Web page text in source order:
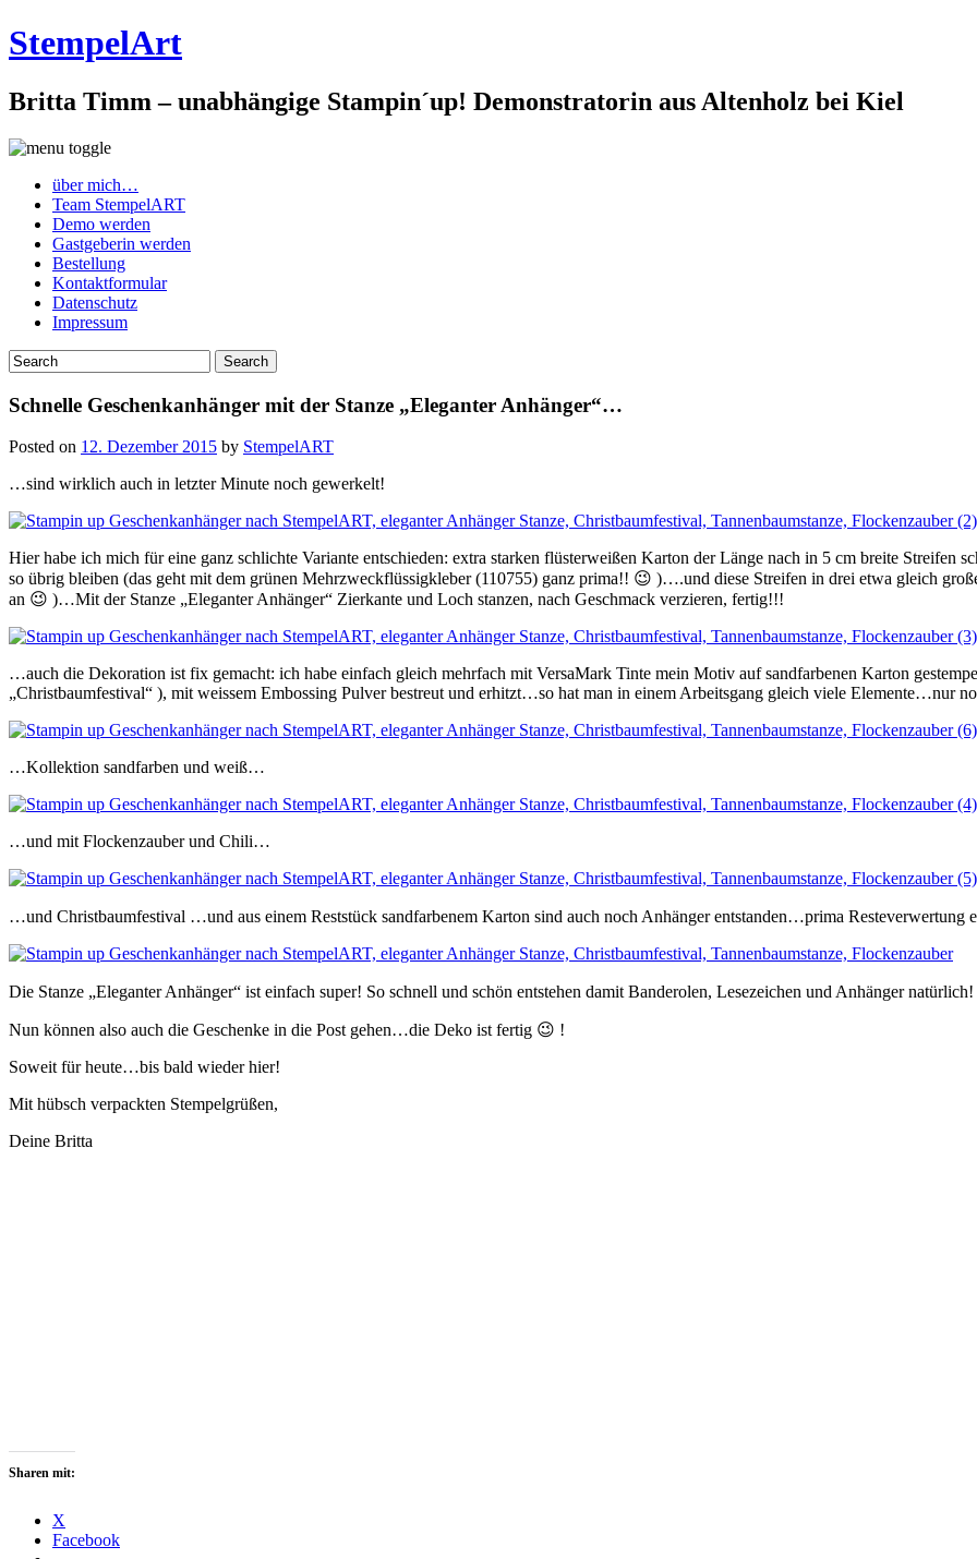
StempelArt
Britta Timm – unabhängige Stampin´up! Demonstratorin aus Altenholz bei Kiel
über mich…
Team StempelART
Demo werden
Gastgeberin werden
Bestellung
Kontaktformular
Datenschutz
Impressum
Schnelle Geschenkanhänger mit der Stanze „Eleganter Anhänger“…
Posted on 12. Dezember 2015 by StempelART
…sind wirklich auch in letzter Minute noch gewerkelt!
Hier habe ich mich für eine ganz schlichte Variante entschieden: extra starken flüsterweißen Karton der Länge nach in 5 cm breite Streifen
so übrig bleiben (das geht mit dem grünen Mehrzweckflüssigkleber (110755) ganz prima!! 😉 )….und diese Streifen in drei etwa gleich
an 😉 )…Mit der Stanze „Eleganter Anhänger“ Zierkante und Loch stanzen, nach Geschmack verzieren, fertig!!!
…auch die Dekoration ist fix gemacht: ich habe einfach gleich mehrfach mit VersaMark Tinte mein Motiv auf sandfarbenen Karton
„Christbaumfestival“ ), mit weissem Embossing Pulver bestreut und erhitzt…so hat man in einem Arbeitsgang gleich viele Elemente…nur
…Kollektion sandfarben und weiß…
…und mit Flockenzauber und Chili…
…und Christbaumfestival …und aus einem Reststück sandfarbenem Karton sind auch noch Anhänger entstanden…prima Resteverwertung
Die Stanze „Eleganter Anhänger“ ist einfach super! So schnell und schön entstehen damit Banderolen, Lesezeichen und Anhänger
Nun können also auch die Geschenke in die Post gehen…die Deko ist fertig 😉 !
Soweit für heute…bis bald wieder hier!
Mit hübsch verpackten Stempelgrüßen,
Deine Britta
Sharen mit:
X
Facebook